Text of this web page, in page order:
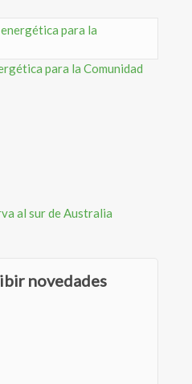
para la Comunidad
al sur de Australia
novedades